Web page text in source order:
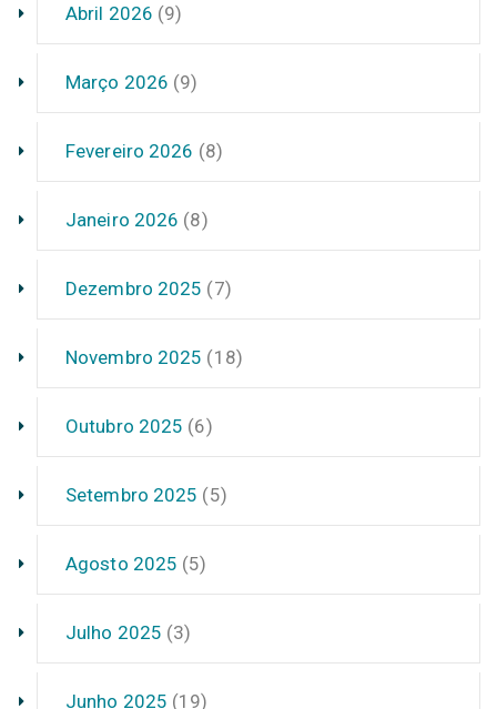
Abril 2026 (9)
Março 2026 (9)
Fevereiro 2026 (8)
Janeiro 2026 (8)
Dezembro 2025 (7)
Novembro 2025 (18)
Outubro 2025 (6)
Setembro 2025 (5)
Agosto 2025 (5)
Julho 2025 (3)
Junho 2025 (19)